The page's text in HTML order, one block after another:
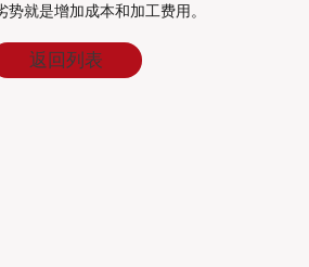
成功案例
就是增加成本和加工费用。
返回列表